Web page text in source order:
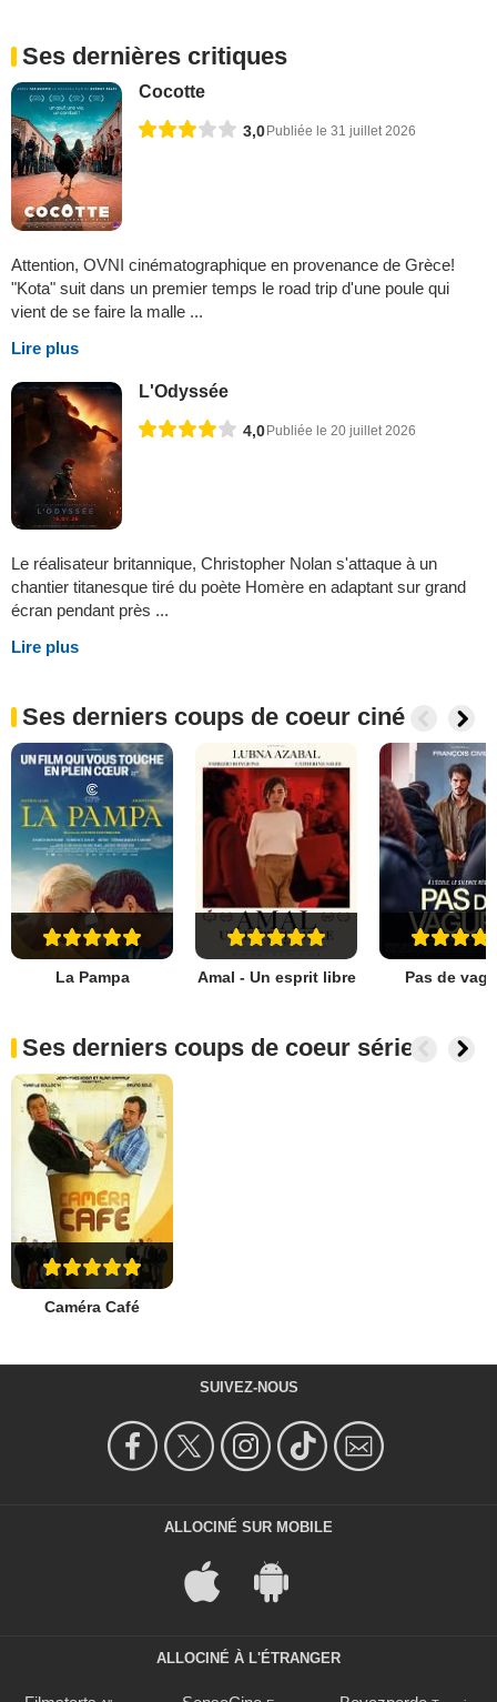
Ses dernières critiques
Cocotte
3,0 Publiée le 31 juillet 2026
Attention, OVNI cinématographique en provenance de Grèce!
"Kota" suit dans un premier temps le road trip d'une poule qui
vient de se faire la malle ...
Lire plus
L'Odyssée
4,0Publiée le 20 juillet 2026
Le réalisateur britannique, Christopher Nolan s'attaque à un
chantier titanesque tiré du poète Homère en adaptant sur grand
écran pendant près ...
Lire plus
Ses derniers coups de coeur ciné
La Pampa Amal - Un esprit libre Pas de
Ses derniers coups de coeur séries
Caméra Café
SUIVEZ-NOUS
ALLOCINÉ SUR MOBILE
ALLOCINÉ À L'ÉTRANGER